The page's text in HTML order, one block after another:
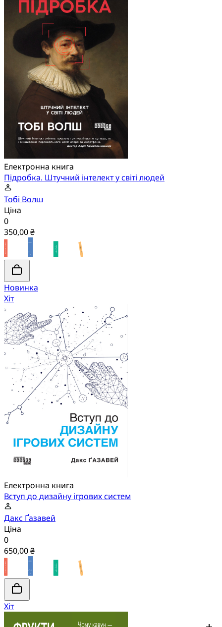
Електронна книга
Підробка. Штучний інтелект у світі людей
Тобі Волш
Ціна
0
350,00 ₴
Новинка
Хіт
Електронна книга
Вступ до дизайну ігрових систем
Дакс Ґазавей
Ціна
0
650,00 ₴
Хіт